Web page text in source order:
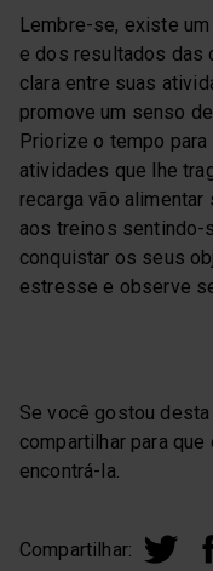
Lembre-se, existe
e dos resultados das
clara entre suas
promove um senso
Priorize o tempo
atividades que lhe
recarga vão
aos treinos sentindo-
conquistar os seus
estresse e observe
Se você gostou
compartilhar para
encontrá-la.
Compartilhar: